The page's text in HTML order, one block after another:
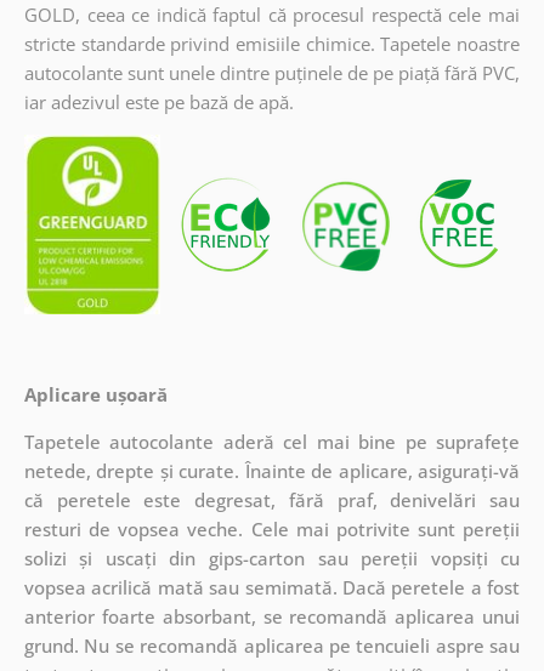
GOLD, ceea ce indică faptul că procesul respectă cele mai
stricte standarde privind emisiile chimice. Tapetele noastre
autocolante sunt unele dintre puținele de pe piață fără PVC,
iar adezivul este pe bază de apă.
Aplicare ușoară
Tapetele autocolante aderă cel mai bine pe suprafețe
netede, drepte și curate. Înainte de aplicare, asigurați-vă
că peretele este degresat, fără praf, denivelări sau
resturi de vopsea veche. Cele mai potrivite sunt pereții
solizi și uscați din gips-carton sau pereții vopsiți cu
vopsea acrilică mată sau semimată. Dacă peretele a fost
anterior foarte absorbant, se recomandă aplicarea unui
grund. Nu se recomandă aplicarea pe tencuieli aspre sau